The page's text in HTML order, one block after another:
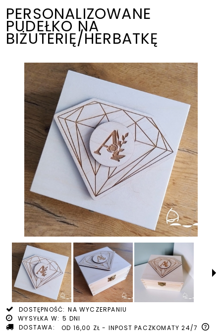
PERSONALIZOWANE
PUDEŁKO NA
BIŻUTERIĘ/HERBATKĘ
DOSTĘPNOŚĆ: NA WYCZERPANIU
WYSYŁKA W: 5 DNI
DOSTAWA:
OD 16,00 ZŁ - INPOST PACZKOMATY 24/7